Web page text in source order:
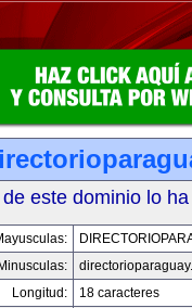
este dominio lo
Minusculas:
Longitud:
18 caracteres